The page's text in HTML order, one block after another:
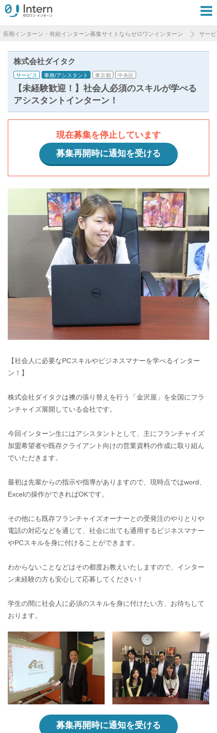
長期インターン・有給インターン募集サイトならゼロワンインターン サー
株式会社ダイタク
サービス 事務/アシスタント 東京都 中央区
【未経験歓迎！】社会人必須のスキルが学べる
アシスタントインターン！
現在募集を停止しています
募集再開時に通知を受ける
【社会人に必要なPCスキルやビジネスマナーを学べるインター
ン！】
株式会社ダイタクは襖の張り替えを行う「金沢屋」を全国にフラ
ンチャイズ展開している会社です。
今回インターン生にはアシスタントとして、主にフランチャイズ
加盟希望者や既存クライアント向けの営業資料の作成に取り組ん
でいただきます。
最初は先輩からの指示や指導がありますので、現時点ではword、
Excelの操作ができればOKです。
その他にも既存フランチャイズオーナーとの受発注のやりとりや
電話の対応などを通じて、社会に出ても通用するビジネスマナー
やPCスキルを身に付けることができます。
わからないことなどはその都度お教えいたしますので、インター
ン未経験の方も安心して応募してください！
学生の間に社会人に必須のスキルを身に付けたい方、お待ちして
おります。
募集再開時に通知を受ける